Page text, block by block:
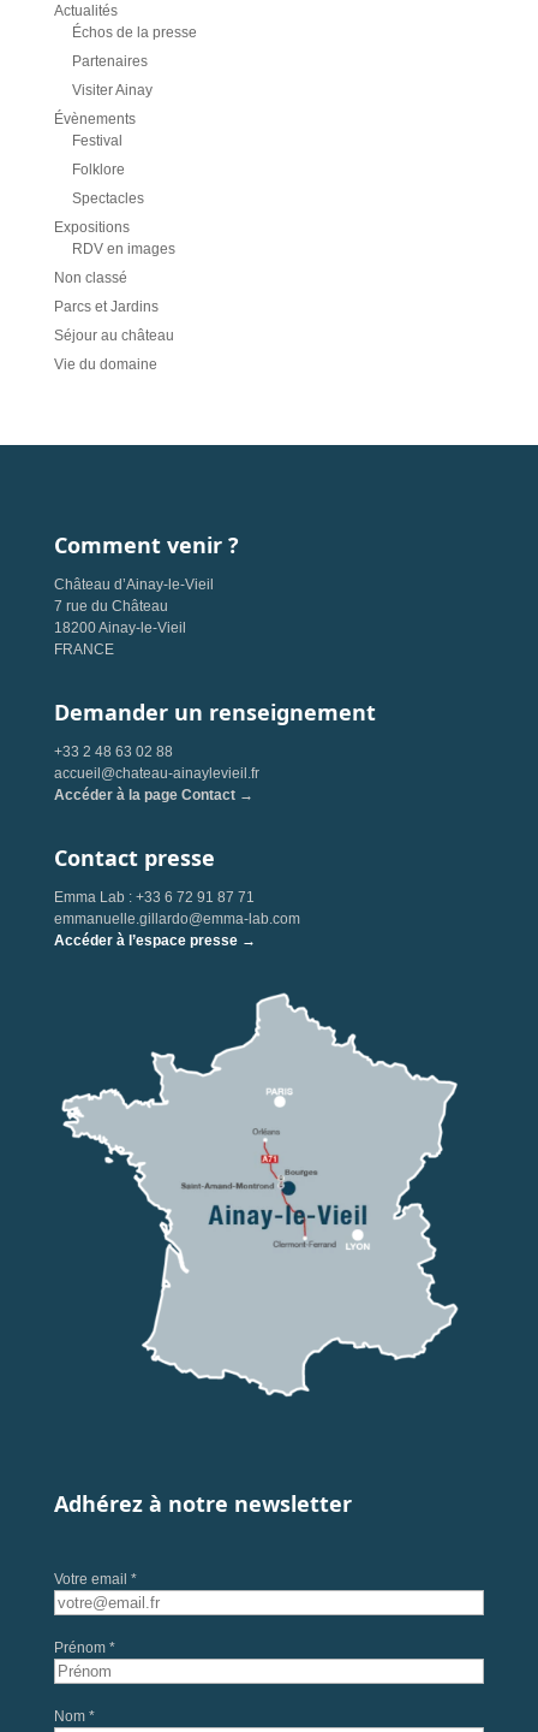
Actualités
Échos de la presse
Partenaires
Visiter Ainay
Évènements
Festival
Folklore
Spectacles
Expositions
RDV en images
Non classé
Parcs et Jardins
Séjour au château
Vie du domaine
Comment venir ?
Château d’Ainay-le-Vieil
7 rue du Château
18200 Ainay-le-Vieil
FRANCE
Demander un renseignement
+33 2 48 63 02 88
accueil@chateau-ainaylevieil.fr
Accéder à la page Contact →
Contact presse
Emma Lab : +33 6 72 91 87 71
emmanuelle.gillardo@emma-lab.com
Accéder à l’espace presse →
Adhérez à notre newsletter
Votre email *
Prénom *
Nom *